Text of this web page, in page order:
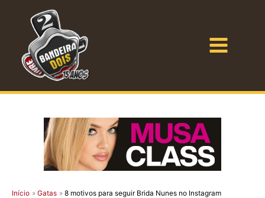
conteúdo
Início Gatas 8 motivos para seguir Brida Nunes no Instagram